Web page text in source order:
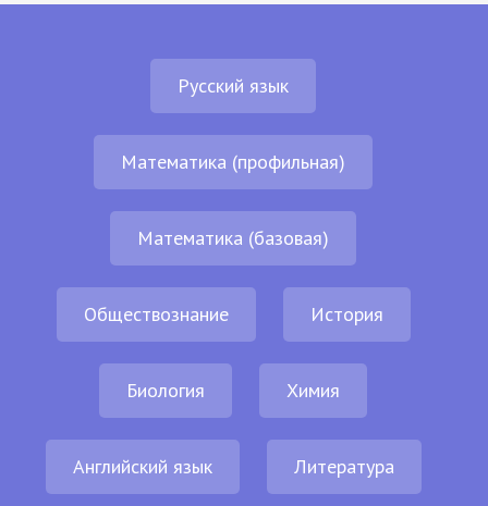
Русский язык
Математика (профильная)
Математика (базовая)
Обществознание История
Биология Химия
Английский язык Литература